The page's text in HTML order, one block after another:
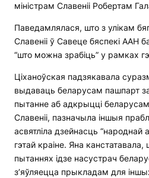
міністрам Славеніі Робертам
Паведамлялася, што з улікам
Славеніі ў Савеце бяспекі ААН
“што можна зрабіць” у рамках
Ціханоўская падзякавала
выдаваць беларусам пашпарт
пытанне аб адкрыцці
Славеніі, пазначыла іншыя
асвятліла дзейнасць “народнай
гэтай краіне. Яна
пытаннях ідзе насустрач
з’яўляецца прыкладам для